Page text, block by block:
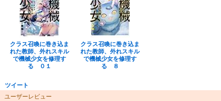
クラス召喚に巻き込ま
れた教師、外れスキル
で機械少女を修理す
る ０１
クラス召喚に巻き込ま
れた教師、外れスキル
で機械少女を修理す
る ８
ツイート
ユーザーレビュー